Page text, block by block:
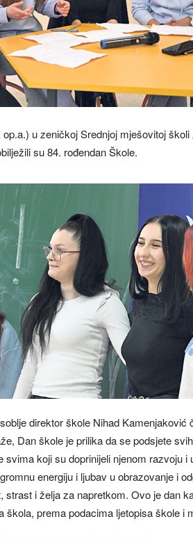
u zeničkoj Srednjoj mješovitoj školi
su 84. rođendan Škole.
direktor škole Nihad Kamenjaković
Dan škole je prilika da se podsjete
svima koji su doprinijeli njenom razvoju i
energiju i ljubav u obrazovanje i
i želja za napretkom. Ovo je dan
prema podacima ljetopisa škole i